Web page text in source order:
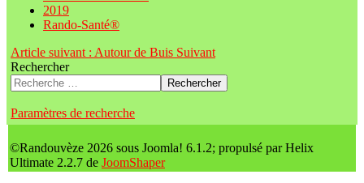
2019
Rando-Santé®
Article suivant : Autour de Buis Suivant
Rechercher
Rechercher
Paramètres de recherche
©Randouvèze 2026 sous Joomla! 6.1.2; propulsé par Helix
Ultimate 2.2.7 de JoomShaper